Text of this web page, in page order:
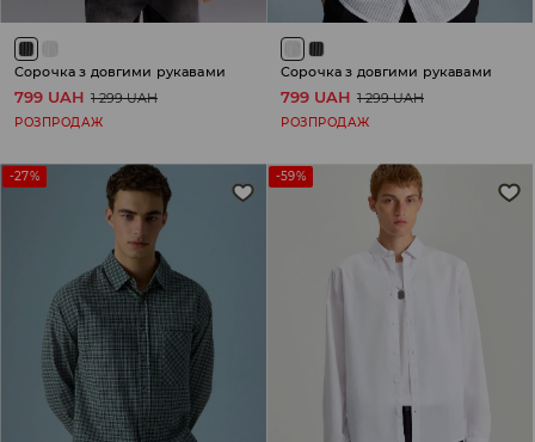
Сорочка з довгими рукавами
799 UAH 1 299 UAH
РОЗПРОДАЖ
Сорочка з довгими рукавами
799 UAH 1 299 UAH
РОЗПРОДАЖ
-27% -59%